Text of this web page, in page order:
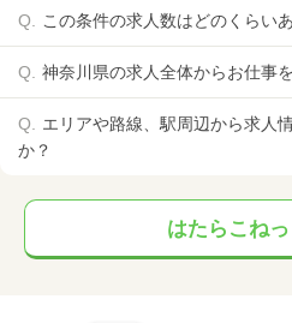
この条件の求人数はどのくらい
神奈川県の求人全体からお仕事
エリアや路線、駅周辺から求人
か？
はたらこね